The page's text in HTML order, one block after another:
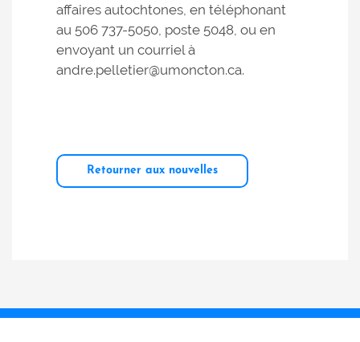
affaires autochtones, en téléphonant
au 506 737-5050, poste 5048, ou en
envoyant un courriel à
andre.pelletier@umoncton.ca.
Retourner aux nouvelles